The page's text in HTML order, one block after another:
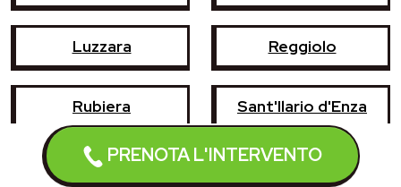
PRENOTA L'INTERVENTO
Luzzara Reggiolo
Rubiera Sant'Ilario d'Enza